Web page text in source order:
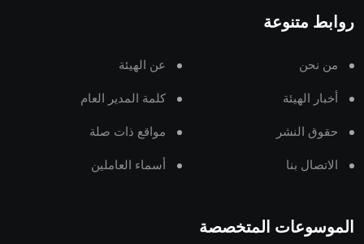
روابط متنوعة
من نحن عن الهيئة
أخبار الهيئة كلمة المدير العام
حقوق النشر مواقع ذات صلة
الاتصال بنا أسماء العاملين
الموسوعات المتخصصة